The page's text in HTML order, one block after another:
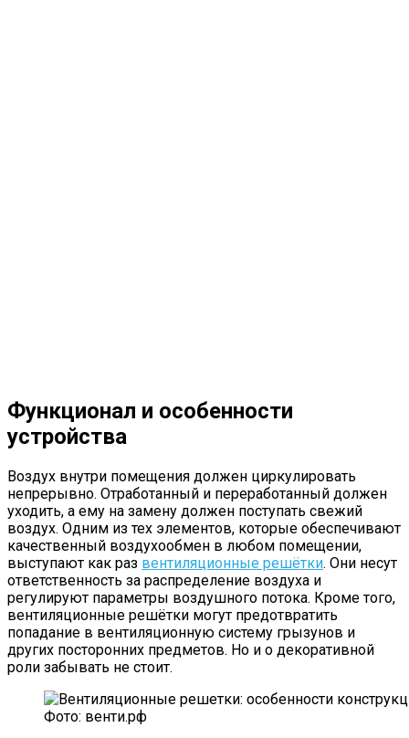
Функционал и особенности
устройства
Воздух внутри помещения должен циркулировать
непрерывно. Отработанный и переработанный должен
уходить, а ему на замену должен поступать свежий
воздух. Одним из тех элементов, которые обеспечивают
качественный воздухообмен в любом помещении,
выступают как раз вентиляционные решётки. Они несут
ответственность за распределение воздуха и
регулируют параметры воздушного потока. Кроме того,
вентиляционные решётки могут предотвратить
попадание в вентиляционную систему грызунов и
других посторонних предметов. Но и о декоративной
роли забывать не стоит.
Фото: венти.рф